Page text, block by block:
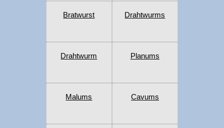
Bratwurst Drahtwurms
Drahtwurm Planums
Malums Cavums